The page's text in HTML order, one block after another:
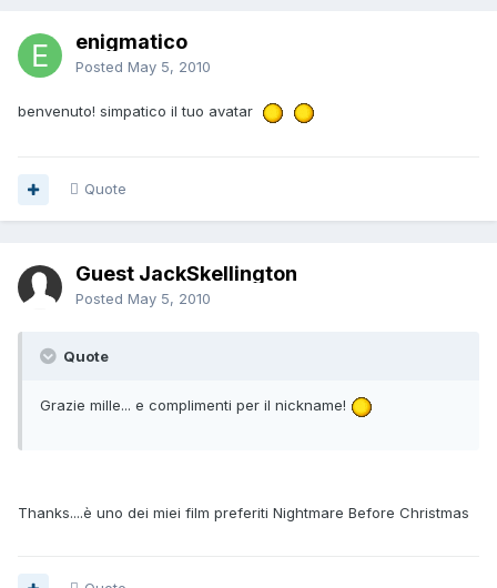
enigmatico
Posted May 5, 2010
benvenuto! simpatico il tuo avatar
Quote
Guest JackSkellington
Posted May 5, 2010
Quote
Grazie mille... e complimenti per il nickname!
Thanks....è uno dei miei film preferiti Nightmare Before Christmas